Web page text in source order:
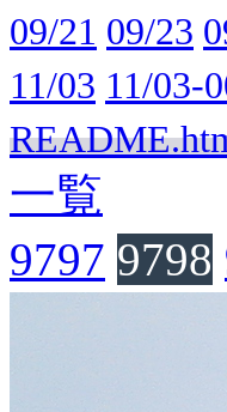
09/21 09/23
11/03 11/03-
一覧
9797 9798